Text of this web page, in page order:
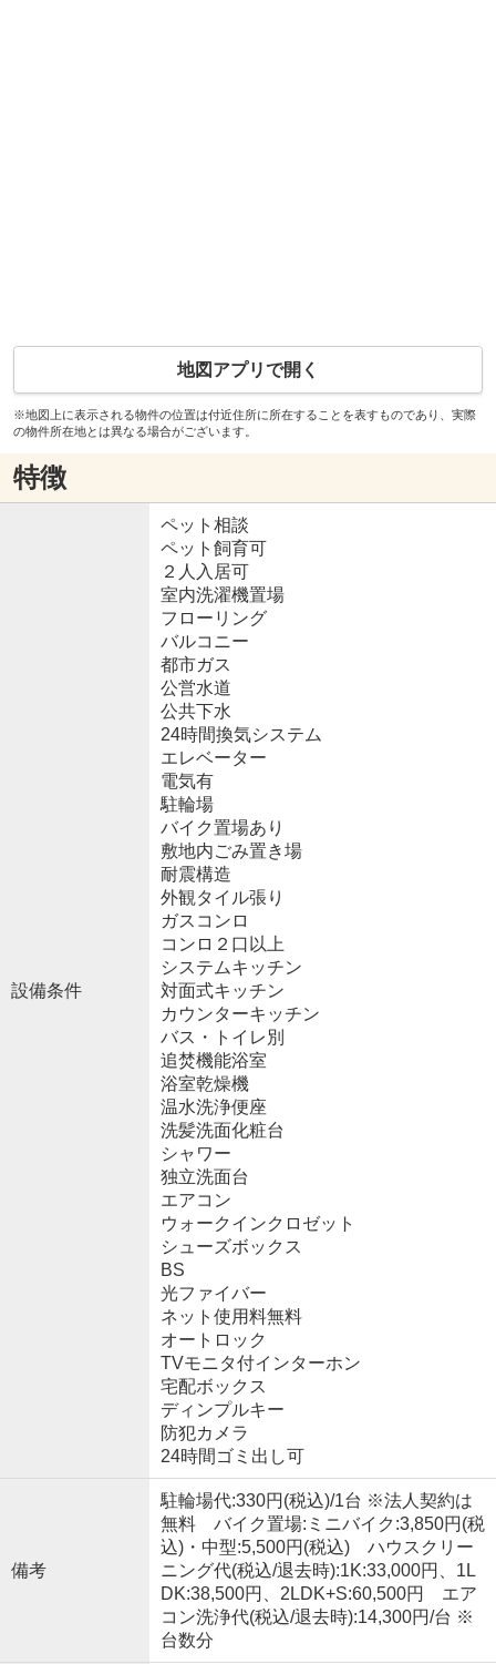
地図アプリで開く
※地図上に表示される物件の位置は付近住所に所在することを表すものであり、実際
の物件所在地とは異なる場合がございます。
特徴
設備条件
ペット相談
ペット飼育可
２人入居可
室内洗濯機置場
フローリング
バルコニー
都市ガス
公営水道
公共下水
24時間換気システム
エレベーター
電気有
駐輪場
バイク置場あり
敷地内ごみ置き場
耐震構造
外観タイル張り
ガスコンロ
コンロ２口以上
システムキッチン
対面式キッチン
カウンターキッチン
バス・トイレ別
追焚機能浴室
浴室乾燥機
温水洗浄便座
洗髪洗面化粧台
シャワー
独立洗面台
エアコン
ウォークインクロゼット
シューズボックス
BS
光ファイバー
ネット使用料無料
オートロック
TVモニタ付インターホン
宅配ボックス
ディンプルキー
防犯カメラ
24時間ゴミ出し可
備考
駐輪場代:330円(税込)/1台 ※法人契約は
無料 バイク置場:ミニバイク:3,850円(税
込)・中型:5,500円(税込) ハウスクリー
ニング代(税込/退去時):1K:33,000円、1L
DK:38,500円、2LDK+S:60,500円 エア
コン洗浄代(税込/退去時):14,300円/台 ※
台数分